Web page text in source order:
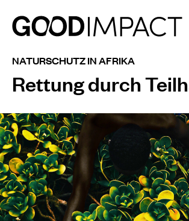
NATURSCHUTZ IN AFRIKA
Rettung durch